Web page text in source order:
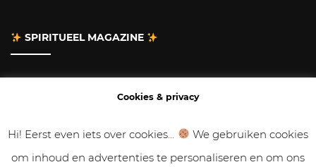
SPIRITUEEL MAGAZINE
Gastbloggen
Cookies & privacy
Hi! Eerst even iets over cookies...
We gebruiken cookies
om inhoud en advertenties te personaliseren en om ons